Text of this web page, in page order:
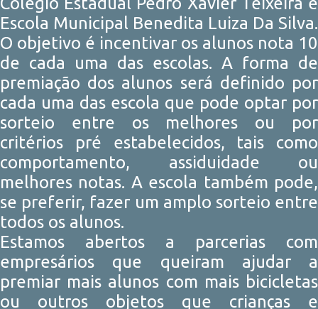
Escola Municipal Benedita Luiza Da Silva.
O objetivo é incentivar os alunos nota 10
de cada uma das escolas. A forma de
premiação dos alunos será definido por
cada uma das escola que pode optar por
sorteio entre os melhores ou por
critérios pré estabelecidos, tais como
comportamento, assiduidade ou
melhores notas. A escola também pode,
se preferir, fazer um amplo sorteio entre
todos os alunos.
Estamos abertos a parcerias com
empresários que queiram ajudar a
premiar mais alunos com mais bicicletas
ou outros objetos que crianças e